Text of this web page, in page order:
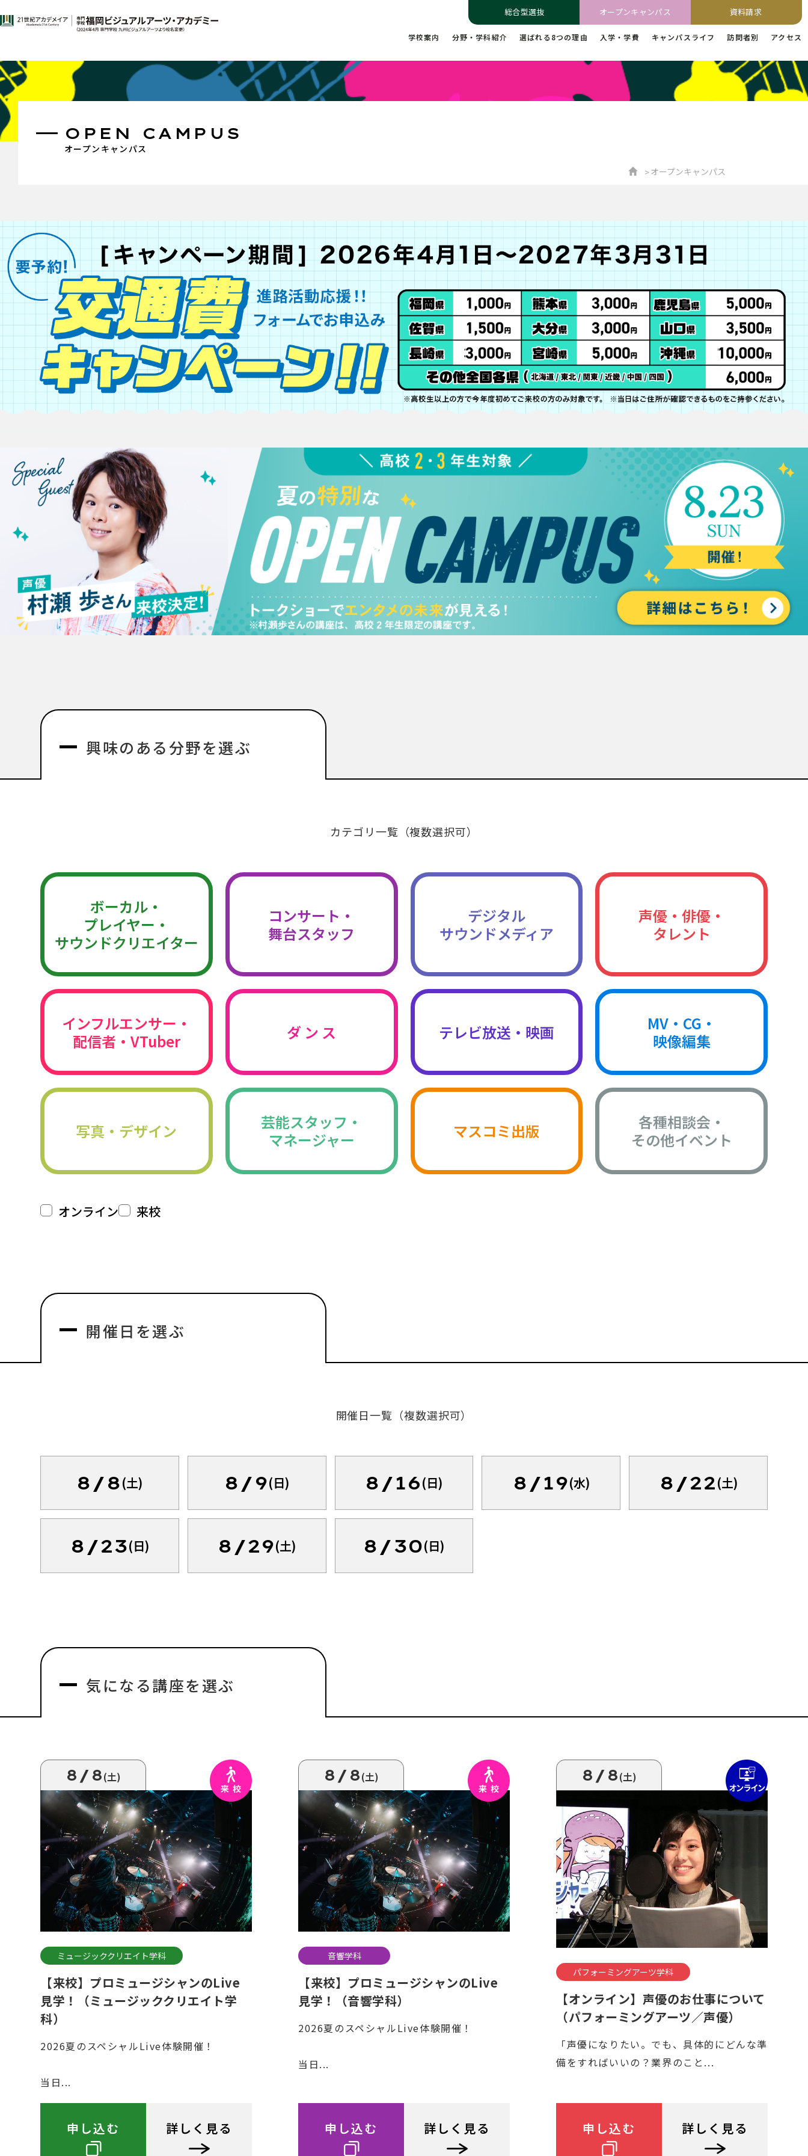
総合型選抜 オープンキャンパス 資料請求
学校案内 分野・学科紹介 選ばれる8つの理由 入学・学費 キャンパスライフ 訪問者別 アクセス
オープンキャンパス
OPEN CAMPUS
オープンキャンパス
興味のある分野を選ぶ
カテゴリ一覧（複数選択可）
ボーカル・
プレイヤー・
サウンドクリエイター
コンサート・
舞台スタッフ
デジタル
サウンドメディア
声優・俳優・
タレント
インフルエンサー・
配信者・VTuber
ダ ン ス テレビ放送・映画
MV・CG・
映像編集
写真・デザイン
芸能スタッフ・
マネージャー
マスコミ出版
各種相談会・
その他イベント
オンライン 来校
開催日を選ぶ
開催日一覧（複数選択可）
8/8(土) 8/9(日) 8/16(日) 8/19(水) 8/22(土)
8/23(日) 8/29(土) 8/30(日)
気になる講座を選ぶ
8/8(土)
ミュージッククリエイト学科
【来校】プロミュージシャンのLive
見学！（ミュージッククリエイト学
科）
2026夏のスペシャルLive体験開催！
当日...
申し込む 詳しく見る
8/8(土)
音響学科
【来校】プロミュージシャンのLive
見学！（音響学科）
2026夏のスペシャルLive体験開催！
当日...
申し込む 詳しく見る
8/8(土)
パフォーミングアーツ学科
【オンライン】声優のお仕事について
（パフォーミングアーツ／声優）
「声優になりたい。でも、具体的にどんな準
備をすればいいの？業界のこと...
申し込む 詳しく見る